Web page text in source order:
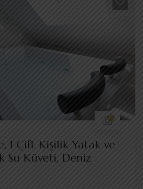
12
1 Çift Kişilik Yatak ve
Su Küveti, Deniz